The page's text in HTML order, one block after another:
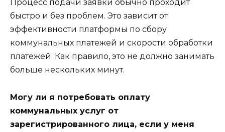
Процесс подачи заявки обычно проходит
быстро и без проблем. Это зависит от
эффективности платформы по сбору
коммунальных платежей и скорости обработки
платежей. Как правило, это не должно занимать
больше нескольких минут.
Могу ли я потребовать оплату
коммунальных услуг от
зарегистрированного лица, если у меня